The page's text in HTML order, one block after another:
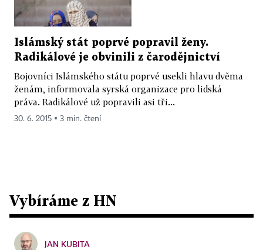
Islámský stát poprvé popravil ženy.
Radikálové je obvinili z čarodějnictví
Bojovníci Islámského státu poprvé usekli hlavu dvěma
ženám, informovala syrská organizace pro lidská
práva. Radikálové už popravili asi tři...
30. 6. 2015 ▪ 3 min. čtení
Vybíráme z HN
JAN KUBITA